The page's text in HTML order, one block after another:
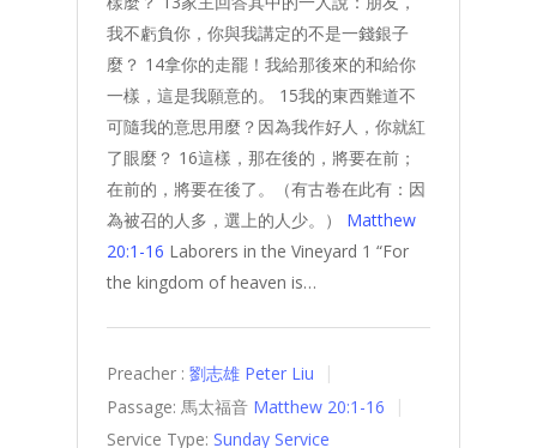
我不虧負你，你與我講定的不是一錢銀子
麼？ 14拿你的走罷！我給那後來的和給你
一樣，這是我願意的。 15我的東西難道不
可隨我的意思用麼？因為我作好人，你就紅
了眼麼？ 16這樣，那在後的，將要在前；
在前的，將要在後了。（有古卷在此有：因
為被召的人多，選上的人少。） Matthew
20:1-16 Laborers in the Vineyard 1 “For
the kingdom of heaven is…
Preacher : 劉志雄 Peter Liu
Passage: 馬太福音 Matthew 20:1-16
Service Type: Sunday Service